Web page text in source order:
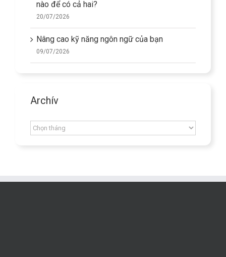
nào để có cả hai?
20/07/2026
Nâng cao kỹ năng ngôn ngữ của bạn
09/07/2026
Archív
Archív